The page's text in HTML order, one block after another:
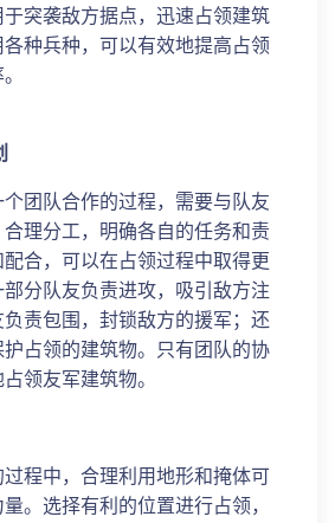
突袭敌方据点，迅速占领建筑
种兵种，可以有效地提高占领
团队合作的过程，需要与队友
理分工，明确各自的任务和责
合，可以在占领过程中取得更
分队友负责进攻，吸引敌方注
责包围，封锁敌方的援军；还
占领的建筑物。只有团队的协
领友军建筑物。
程中，合理利用地形和掩体可
。选择有利的位置进行占领，